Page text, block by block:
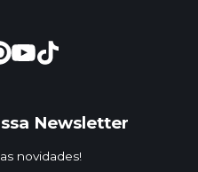
Newsletter
novidades!